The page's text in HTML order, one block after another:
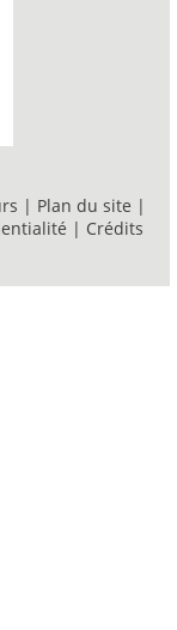
| Plan du site |
| Crédits